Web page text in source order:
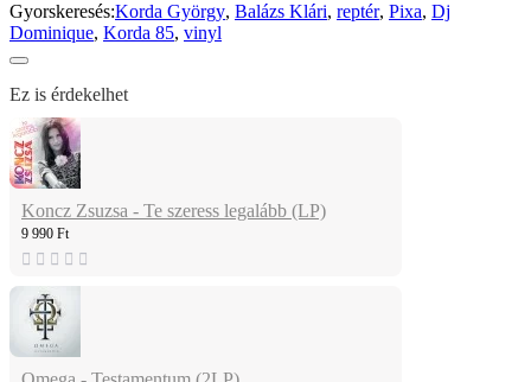
Gyorskeresés:Korda György, Balázs Klári, reptér, Pixa, Dj
Dominique, Korda 85, vinyl
Ez is érdekelhet
Koncz Zsuzsa - Te szeress legalább (LP)
9 990 Ft